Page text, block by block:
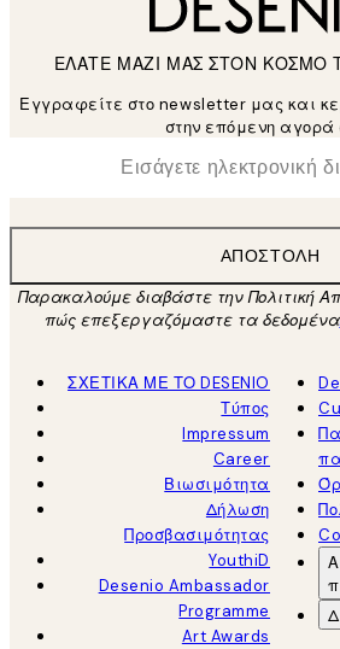
ΕΛΑΤΕ ΜΑΖΙ ΜΑΣ ΣΤΟΝ ΚΟΣΜΟ
Εγγραφείτε στο newsletter μας και
στην επόμενη αγορά
Ηλεκτρονική Διεύθυνση
ΑΠΟΣΤΟΛΉ
Παρακαλούμε διαβάστε την Πολιτική
πώς επεξεργαζόμαστε τα δεδομένα
ΣΧΕΤΙΚΑ ΜΕ ΤΟ DESENIO
Τύπος
Impressum
Career
Βιωσιμότητα
Δήλωση
Προσβασιμότητας
YouthiD
Desenio Ambassador
Programme
Art Awards